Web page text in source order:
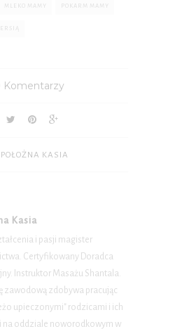
MLEKO MAMY POKARM MAMY
Komentarzy
POŁOŻNA KASIA
Kasia
i pasji magister
Certyfikowany Doradca
Instruktor Masażu Shantala.
zawodową zdobywa pracując
upieczonymi" rodzicami i ich
na oddziale noworodkowym w